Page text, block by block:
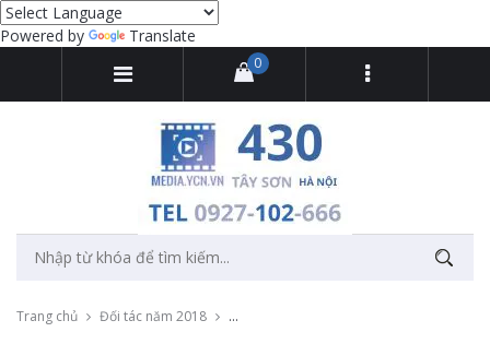
Powered by Translate
0
Trang chủ Đối tác năm 2018 Quay video đánh giá sản phẩm mặt nạ